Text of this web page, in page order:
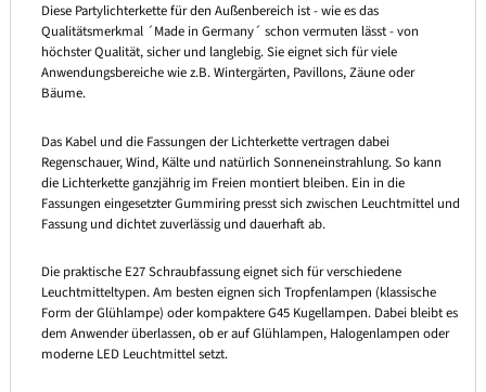
Diese Partylichterkette für den Außenbereich ist - wie es das
Qualitätsmerkmal ´Made in Germany´ schon vermuten lässt - von
höchster Qualität, sicher und langlebig. Sie eignet sich für viele
Anwendungsbereiche wie z.B. Wintergärten, Pavillons, Zäune oder
Bäume.
Das Kabel und die Fassungen der Lichterkette vertragen dabei
Regenschauer, Wind, Kälte und natürlich Sonneneinstrahlung. So kann
die Lichterkette ganzjährig im Freien montiert bleiben. Ein in die
Fassungen eingesetzter Gummiring presst sich zwischen Leuchtmittel und
Fassung und dichtet zuverlässig und dauerhaft ab.
Die praktische E27 Schraubfassung eignet sich für verschiedene
Leuchtmitteltypen. Am besten eignen sich Tropfenlampen (klassische
Form der Glühlampe) oder kompaktere G45 Kugellampen. Dabei bleibt es
dem Anwender überlassen, ob er auf Glühlampen, Halogenlampen oder
moderne LED Leuchtmittel setzt.